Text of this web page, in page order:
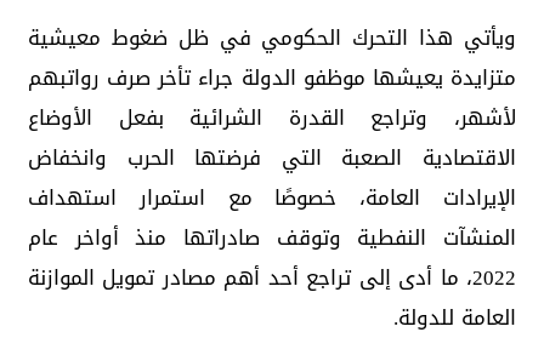
ويأتي هذا التحرك الحكومي في ظل ضغوط معيشية
متزايدة يعيشها موظفو الدولة جراء تأخر صرف رواتبهم
لأشهر، وتراجع القدرة الشرائية بفعل الأوضاع
الاقتصادية الصعبة التي فرضتها الحرب وانخفاض
الإيرادات العامة، خصوصًا مع استمرار استهداف
المنشآت النفطية وتوقف صادراتها منذ أواخر عام
2022، ما أدى إلى تراجع أحد أهم مصادر تمويل الموازنة
العامة للدولة.